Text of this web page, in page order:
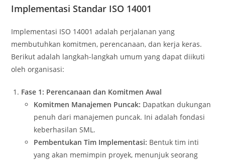
Implementasi Standar ISO 14001
Implementasi ISO 14001 adalah perjalanan yang
membutuhkan komitmen, perencanaan, dan kerja keras.
Berikut adalah langkah-langkah umum yang dapat diikuti
oleh organisasi:
Fase 1: Perencanaan dan Komitmen Awal
Komitmen Manajemen Puncak: Dapatkan dukungan
penuh dari manajemen puncak. Ini adalah fondasi
keberhasilan SML.
Pembentukan Tim Implementasi: Bentuk tim inti
yang akan memimpin proyek, menunjuk seorang